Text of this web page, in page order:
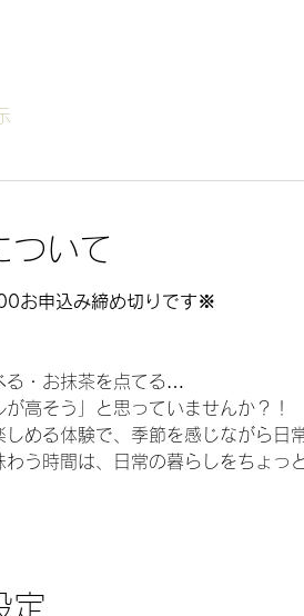
ついて
お申込み締め切りです※
る・お抹茶を点てる…
が高そう」と思っていませんか？！
める体験で、季節を感じながら日
わう時間は、日常の暮らしをちょっ
定